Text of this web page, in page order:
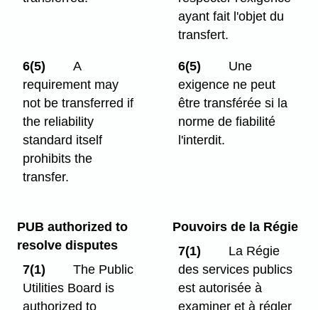
ayant fait l'objet du
transfert.
6(5)
A
requirement may
not be transferred if
the reliability
standard itself
prohibits the
transfer.
6(5)
Une
exigence ne peut
être transférée si la
norme de fiabilité
l'interdit.
PUB authorized to
resolve disputes
7(1)
The Public
Utilities Board is
authorized to
Pouvoirs de la Régie
7(1)
La Régie
des services publics
est autorisée à
examiner et à régler